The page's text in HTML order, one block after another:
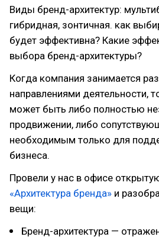
Виды бренд-архитектур:
гибридная, зонтичная. как
будет эффективна? Какие
выбора бренд-архитектуры?
Когда компания занимается
направлениями деятельности,
может быть либо полностью
продвижении, либо
необходимым только для
бизнеса.
Провели у нас в офисе
«Архитектура бренда» и
вещи:
Бренд-архитектура —